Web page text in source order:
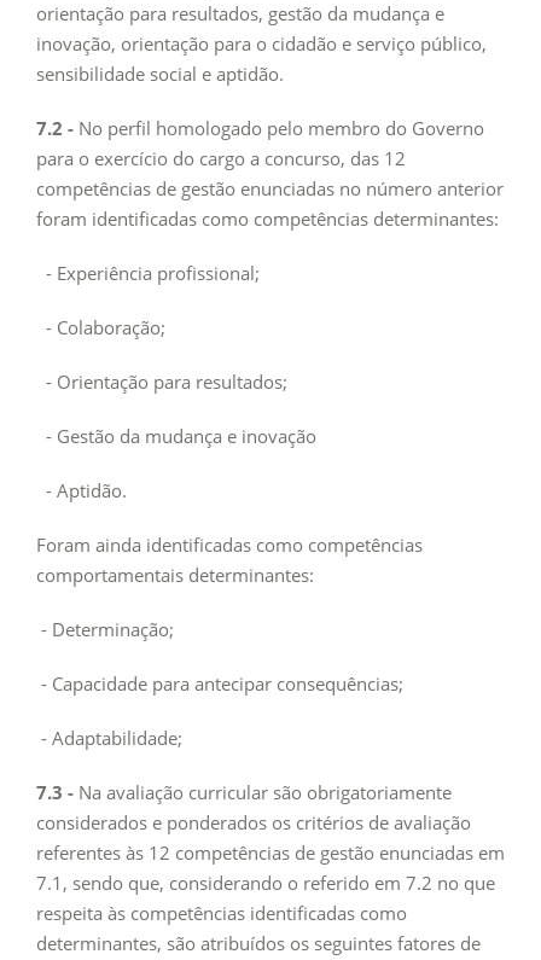
orientação para resultados, gestão da mudança e
inovação, orientação para o cidadão e serviço público,
sensibilidade social e aptidão.
7.2 - No perfil homologado pelo membro do Governo
para o exercício do cargo a concurso, das 12
competências de gestão enunciadas no número anterior
foram identificadas como competências determinantes:
- Experiência profissional;
- Colaboração;
- Orientação para resultados;
- Gestão da mudança e inovação
- Aptidão.
Foram ainda identificadas como competências
comportamentais determinantes:
- Determinação;
- Capacidade para antecipar consequências;
- Adaptabilidade;
7.3 - Na avaliação curricular são obrigatoriamente
considerados e ponderados os critérios de avaliação
referentes às 12 competências de gestão enunciadas em
7.1, sendo que, considerando o referido em 7.2 no que
respeita às competências identificadas como
determinantes, são atribuídos os seguintes fatores de